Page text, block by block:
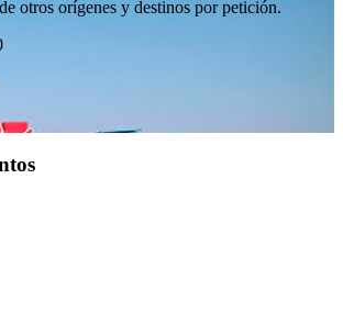
otros orígenes y destinos por petición.